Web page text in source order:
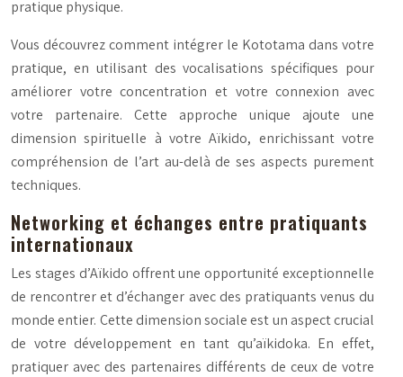
pratique physique.
Vous découvrez comment intégrer le Kototama dans votre
pratique, en utilisant des vocalisations spécifiques pour
améliorer votre concentration et votre connexion avec
votre partenaire. Cette approche unique ajoute une
dimension spirituelle à votre Aïkido, enrichissant votre
compréhension de l’art au-delà de ses aspects purement
techniques.
Networking et échanges entre pratiquants
internationaux
Les stages d’Aïkido offrent une opportunité exceptionnelle
de rencontrer et d’échanger avec des pratiquants venus du
monde entier. Cette dimension sociale est un aspect crucial
de votre développement en tant qu’aïkidoka. En effet,
pratiquer avec des partenaires différents de ceux de votre